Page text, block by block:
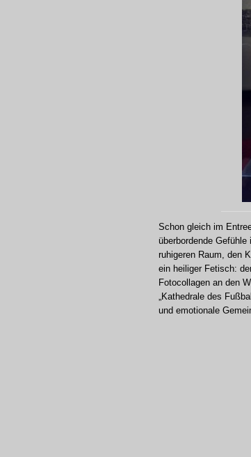
Schon gleich im
überbordende
ruhigeren Raum, den
ein heiliger Fetisch:
Fotocollagen an den
„Kathedrale des
und emotionale